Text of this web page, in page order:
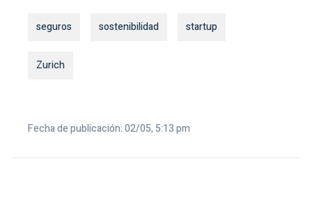
seguros sostenibilidad startup
Zurich
Fecha de publicación: 02/05, 5:13 pm